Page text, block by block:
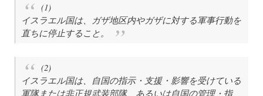
(1)
イスラエル国は、ガザ地区内やガザに対する軍事行動を
直ちに停止すること。
(2)
イスラエル国は、自国の指示・支援・影響を受けている
軍隊または非正規武装部隊、あるいは自国の管理・指